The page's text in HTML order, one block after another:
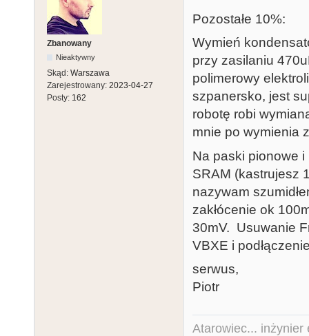
Zbanowany
Nieaktywny
Skąd: Warszawa
Zarejestrowany: 2023-04-27
Posty: 162
Pozostałe 10%:
Wymień
przy zasilaniu
polimerowy
szpanersko, jest
robotę robi
mnie po wymienia
Na paski pionowe i
SRAM (kastrujesz
nazywam
zakłócenie ok
30mV. Usuwanie
VBXE i
serwus,
Piotr
Atarowiec... inżynier